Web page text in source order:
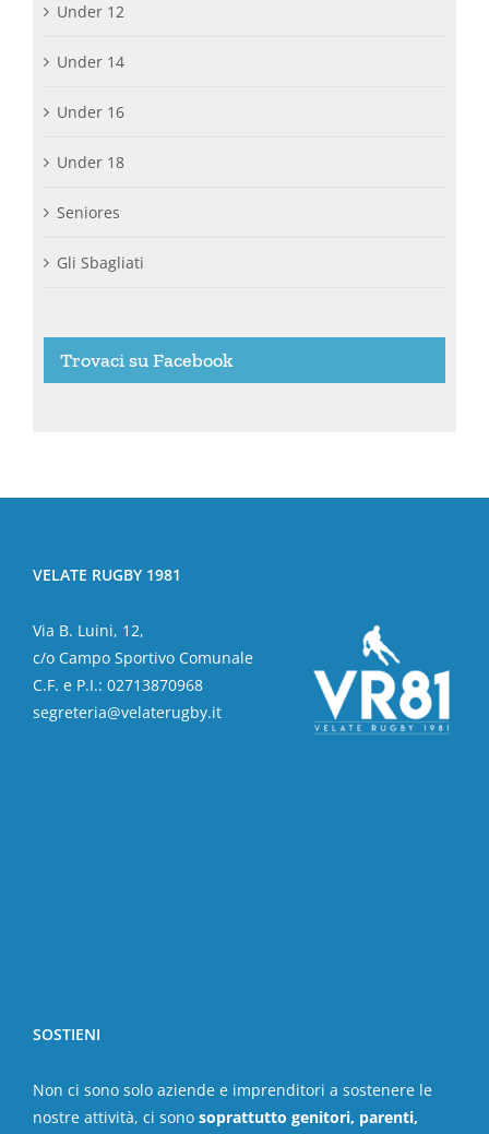
Under 12
Under 14
Under 16
Under 18
Seniores
Gli Sbagliati
Trovaci su Facebook
VELATE RUGBY 1981
Via B. Luini, 12,
c/o Campo Sportivo Comunale
C.F. e P.I.: 02713870968
segreteria@velaterugby.it
SOSTIENI
Non ci sono solo aziende e imprenditori a sostenere le
nostre attività, ci sono soprattutto genitori, parenti,